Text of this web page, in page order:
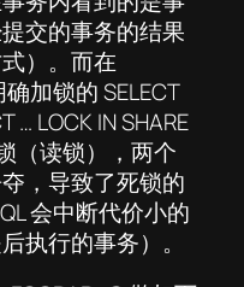
交的事务的结果
）。而在
加锁的 SELECT
… LOCK IN SHARE
（读锁），两个
，导致了死锁的
会中断代价小的
执行的事务）。